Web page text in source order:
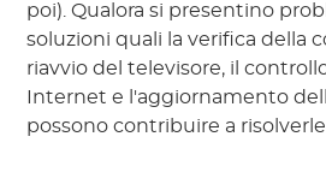
poi). Qualora si presentino
soluzioni quali la verifica della
riavvio del televisore, il
Internet e l'aggiornamento
possono contribuire a